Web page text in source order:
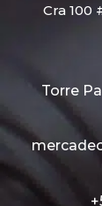
Cra 100
Torre